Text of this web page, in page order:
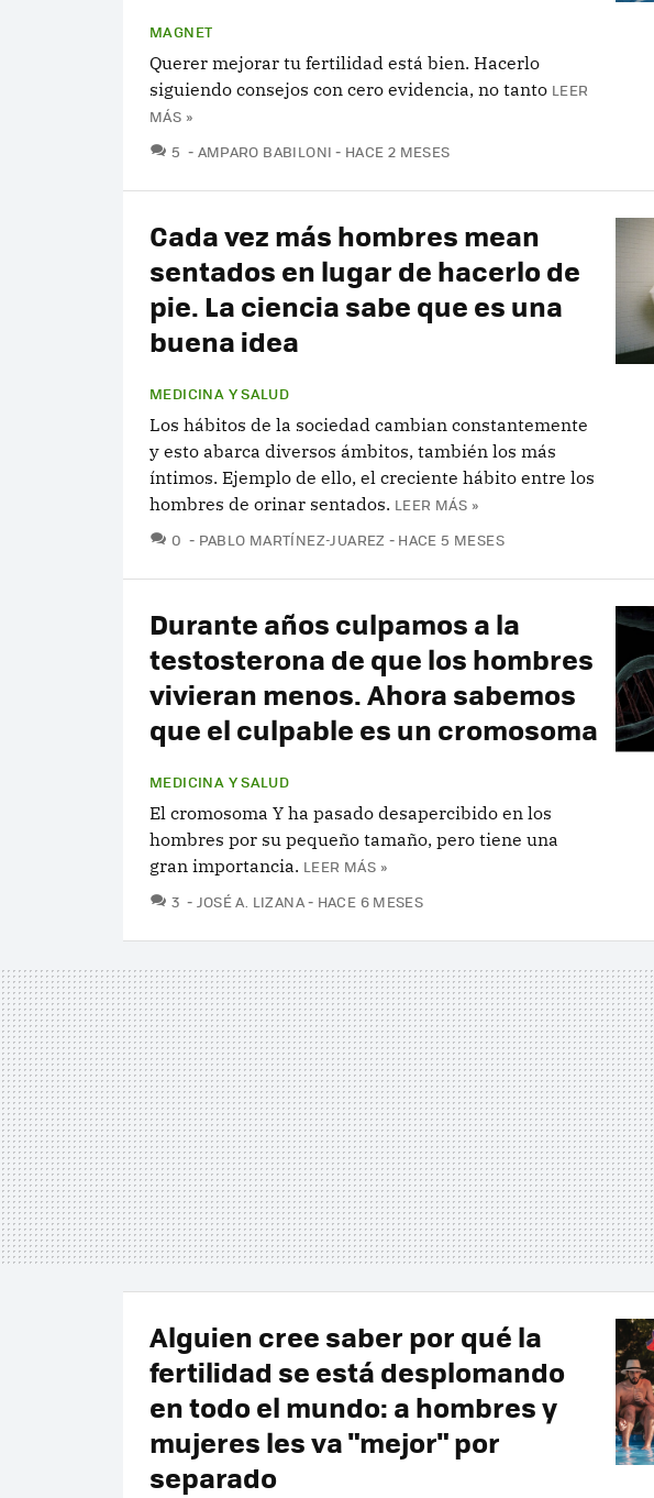
MAGNET
Querer mejorar tu fertilidad está bien. Hacerlo
siguiendo consejos con cero evidencia, no tanto LEER
MÁS »
5 COMENTARIOS
AMPARO BABILONI HACE 2 MESES
Cada vez más hombres mean
sentados en lugar de hacerlo de
pie. La ciencia sabe que es una
buena idea
MEDICINA Y SALUD
Los hábitos de la sociedad cambian constantemente
y esto abarca diversos ámbitos, también los más
íntimos. Ejemplo de ello, el creciente hábito entre los
hombres de orinar sentados. LEER MÁS »
0 COMENTARIOS
PABLO MARTÍNEZ-JUAREZ HACE 5 MESES
Durante años culpamos a la
testosterona de que los hombres
vivieran menos. Ahora sabemos
que el culpable es un cromosoma
MEDICINA Y SALUD
El cromosoma Y ha pasado desapercibido en los
hombres por su pequeño tamaño, pero tiene una
gran importancia. LEER MÁS »
3 COMENTARIOS
JOSÉ A. LIZANA HACE 6 MESES
Alguien cree saber por qué la
fertilidad se está desplomando
en todo el mundo: a hombres y
mujeres les va "mejor" por
separado